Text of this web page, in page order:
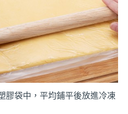
膠袋中，平均鋪平後放進冷凍